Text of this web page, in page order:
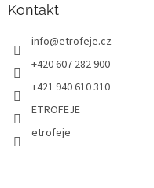
Kontakt
info@etrofeje.cz
+420 607 282 900
+421 940 610 310
ETROFEJE
etrofeje